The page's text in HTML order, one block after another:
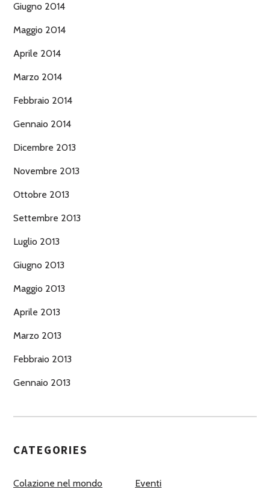
Giugno 2014
Maggio 2014
Aprile 2014
Marzo 2014
Febbraio 2014
Gennaio 2014
Dicembre 2013
Novembre 2013
Ottobre 2013
Settembre 2013
Luglio 2013
Giugno 2013
Maggio 2013
Aprile 2013
Marzo 2013
Febbraio 2013
Gennaio 2013
CATEGORIES
Colazione nel mondo Eventi